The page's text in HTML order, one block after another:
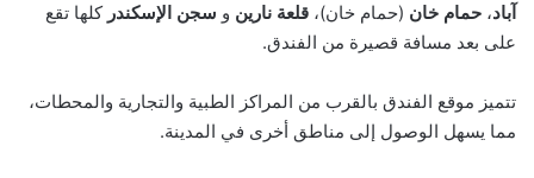
آباد، حمام خان (حمام خان)، قلعة نارين و سجن الإسكندر كلها تقع
على بعد مسافة قصيرة من الفندق.
تتميز موقع الفندق بالقرب من المراكز الطبية والتجارية والمحطات،
مما يسهل الوصول إلى مناطق أخرى في المدينة.